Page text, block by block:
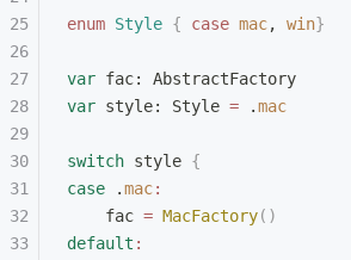
enum Style { case mac, win}
var fac: AbstractFactory
var style: Style = .mac
switch style {
case .mac:
    fac
= MacFactory()
default :